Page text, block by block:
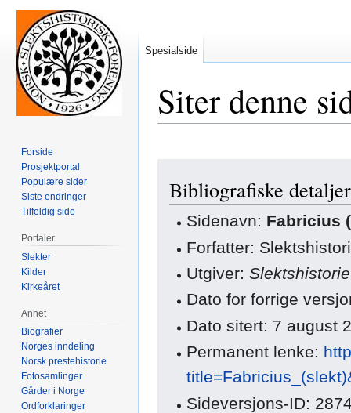
Siter denne
navigering
søkBibliografiske
Sidenavn: Fabricius
Forfatter:
Utgiver:
Dato for forrige
Dato sitert: 7 august
Permanent lenke:
Sideversjons-ID:
Spesialside
Forside
Prosjektportal
Populære sider
Siste endringer
Tilfeldig side
Portaler
Slekter
Kilder
Kirkeåret
Annet
Biografier
Norges inndeling
Norsk prestehistorie
Fotosamlinger
Gårder i Norge
Ordforklaringer